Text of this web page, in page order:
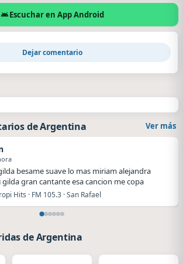
Escuchar en App Android
Dejar comentario
de Argentina Ver más
besame suave lo mas miriam alejandra
gilda gran cantante esa cancion me copa
Hits · FM 105.3 · San Rafael
de Argentina